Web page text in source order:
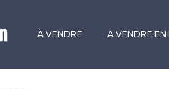
À VENDRE A VENDRE EN